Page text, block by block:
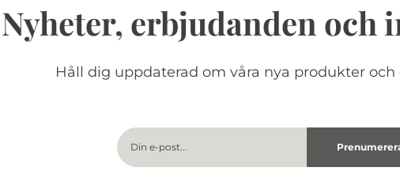
Nyheter, erbjudanden och
Håll dig uppdaterad om våra nya produkter